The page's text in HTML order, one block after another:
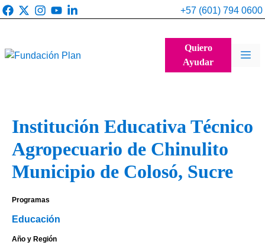
Saltar
al
+57 (601) 794 0600
Quiero
Ayudar
Institución Educativa Técnico
Agropecuario de Chinulito
Municipio de Colosó, Sucre
Programas
Educación
Año y Región